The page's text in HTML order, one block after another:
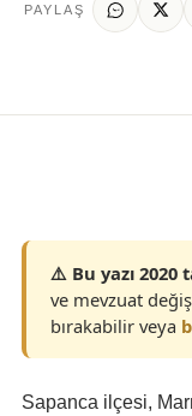
PAYLAŞ
⚠️ Bu yazı 2020
ve mevzuat
bırakabilir veya
Sapanca ilçesi, Marmara bölgesinin Kuzeydoğusunda yer